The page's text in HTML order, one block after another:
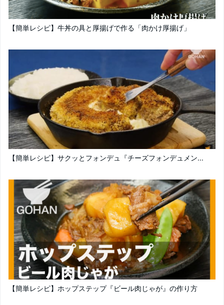
【簡単レシピ】牛丼の具と厚揚げで作る「肉かけ厚揚げ」
【簡単レシピ】サクッとフォンデュ『チーズフォンデュメン...
【簡単レシピ】ホップステップ『ビール肉じゃが』の作り方